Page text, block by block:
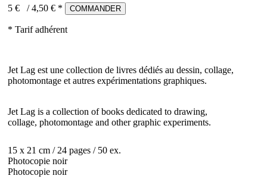
5 € /4,50 € * COMMANDER
* Tarif adhérent
Jet Lag est une collection de livres dédiés au dessin, collage,
photomontage et autres expérimentations graphiques.
Jet Lag is a collection of books dedicated to drawing,
collage, photomontage and other graphic experiments.
15 x 21 cm / 24 pages / 50 ex.
Photocopie noir
Photocopie noir